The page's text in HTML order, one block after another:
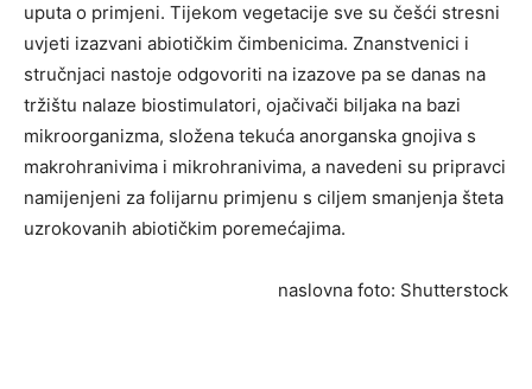
uputa o primjeni. Tijekom vegetacije sve su češći stresni
uvjeti izazvani abiotičkim čimbenicima. Znanstvenici i
stručnjaci nastoje odgovoriti na izazove pa se danas na
tržištu nalaze biostimulatori, ojačivači biljaka na bazi
mikroorganizma, složena tekuća anorganska gnojiva s
makrohranivima i mikrohranivima, a navedeni su pripravci
namijenjeni za folijarnu primjenu s ciljem smanjenja šteta
uzrokovanih abiotičkim poremećajima.
naslovna foto: Shutterstock